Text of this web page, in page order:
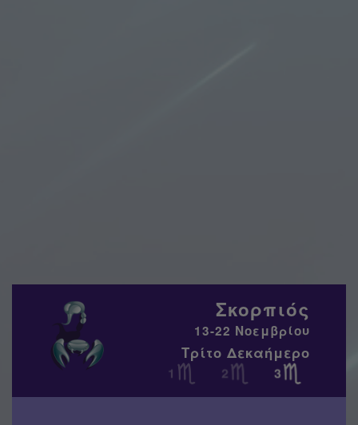
Σκορπιός
13-22 Νοεμβρίου
Τρίτο Δεκαήμερο